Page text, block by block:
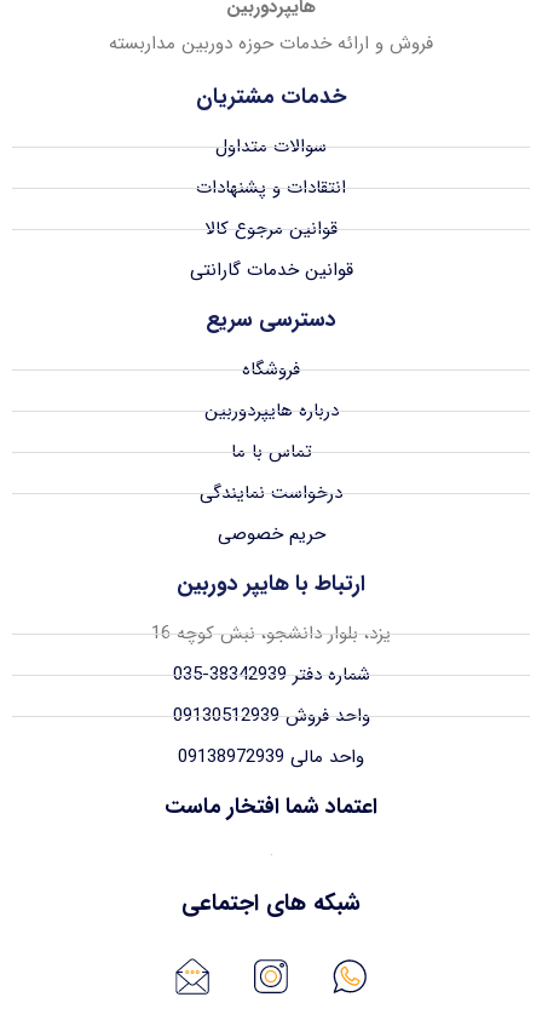
هایپردوربین
فروش و ارائه خدمات حوزه دوربین مداربسته
خدمات مشتریان
سوالات متداول
انتقادات و پشنهادات
قوانین مرجوع کالا
قوانین خدمات گارانتی
دسترسی سریع
فروشگاه
درباره هایپردوربین
تماس با ما
درخواست نمایندگی
حریم خصوصی
ارتباط با هایپر دوربین
یزد، بلوار دانشجو، نبش کوچه 16
شماره دفتر 38342939-035
واحد فروش 09130512939
واحد مالی 09138972939
اعتماد شما افتخار ماست
شبکه های اجتماعی